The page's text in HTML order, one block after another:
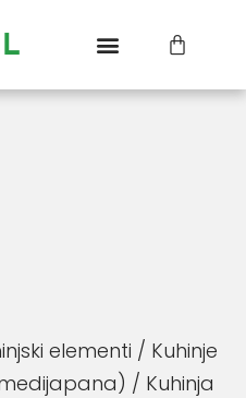
elementi / Kuhinje
/ Kuhinja